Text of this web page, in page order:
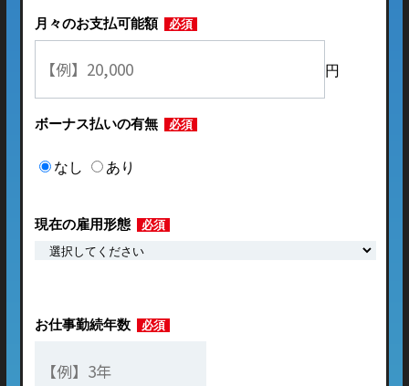
月々のお支払可能額 必須
円
ボーナス払いの有無 必須
なし あり
現在の雇用形態 必須
お仕事勤続年数 必須